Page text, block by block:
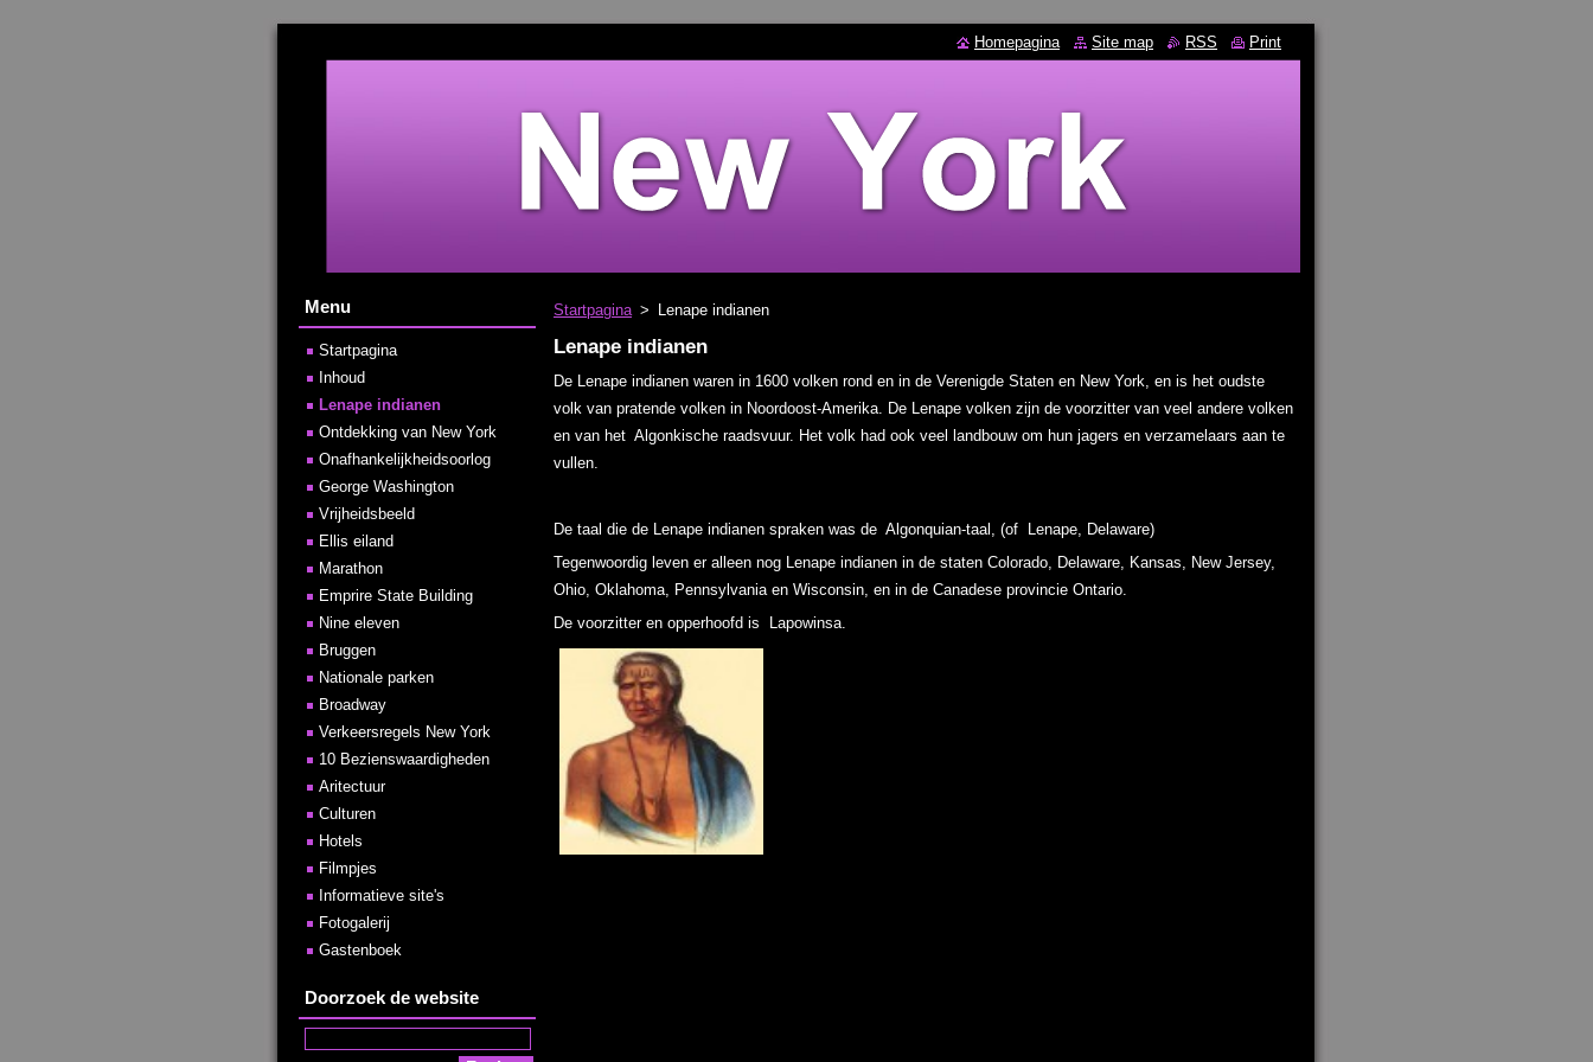
Startpagina > Lenape indianen
Lenape indianen
De Lenape indianen waren in 1600 volken rond en in de Verenigde Staten en New York, en is het oudste
volk van pratende volken in Noordoost-Amerika. De Lenape volken zijn de voorzitter van veel andere volken
en van het Algonkische raadsvuur. Het volk had ook veel landbouw om hun jagers en verzamelaars aan te
vullen.
De taal die de Lenape indianen spraken was de Algonquian-taal, (of Lenape, Delaware)
Tegenwoordig leven er alleen nog Lenape indianen in de staten Colorado, Delaware, Kansas, New Jersey,
Ohio, Oklahoma, Pennsylvania en Wisconsin, en in de Canadese provincie Ontario.
De voorzitter en opperhoofd is Lapowinsa.
Menu
Startpagina
Inhoud
Lenape indianen
Ontdekking van New York
Onafhankelijkheidsoorlog
George Washington
Vrijheidsbeeld
Ellis eiland
Marathon
Emprire State Building
Nine eleven
Bruggen
Nationale parken
Broadway
Verkeersregels New York
10 Bezienswaardigheden
Aritectuur
Culturen
Hotels
Filmpjes
Informatieve site's
Fotogalerij
Gastenboek
Doorzoek de website
Homepagina Site map RSS Print